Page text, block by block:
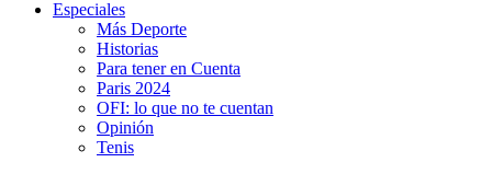
Especiales
Más Deporte
Historias
Para tener en Cuenta
Paris 2024
OFI: lo que no te cuentan
Opinión
Tenis